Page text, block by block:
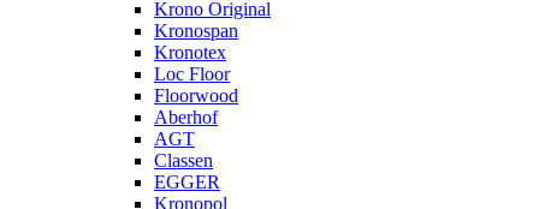
Krono Original
Kronospan
Kronotex
Loc Floor
Floorwood
Aberhof
AGT
Classen
EGGER
Kronopol